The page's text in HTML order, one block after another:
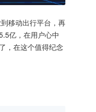
移动出行平台，再
亿，在用户心中
，在这个值得纪念